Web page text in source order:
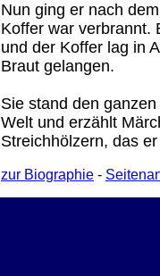
Nun ging er nach
Koffer war verbrannt.
und der Koffer lag in
Braut gelangen.
Sie stand den
Welt und erzählt
Streichhölzern, das
zur Biographie -